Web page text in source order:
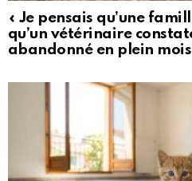
« Je pensais qu’une
qu’un vétérinaire
abandonné en plein mois